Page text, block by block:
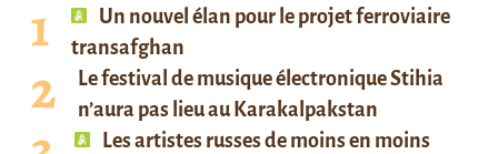
Un nouvel élan pour le projet ferroviaire
transafghan
Le festival de musique électronique Stihia
n’aura pas lieu au Karakalpakstan
Les artistes russes de moins en moins